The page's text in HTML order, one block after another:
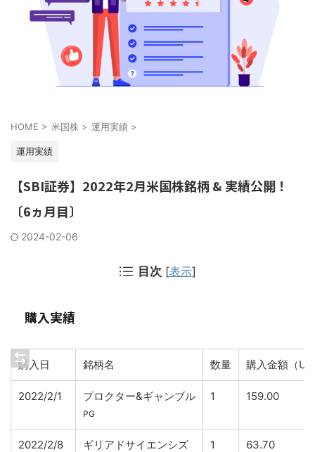
HOME > 米国株 > 運用実績 >
運用実績
【SBI証券】2022年2月米国株銘柄 & 実績公開！
〔6ヵ月目〕
2024-02-06
目次 [表示]
購入実績
購入日 銘柄名 数量 購入金額（
2022/2/1 プロクター&ギャンブル
PG
1 159.00
2022/2/8 ギリアドサイエンシズ 1 63.70